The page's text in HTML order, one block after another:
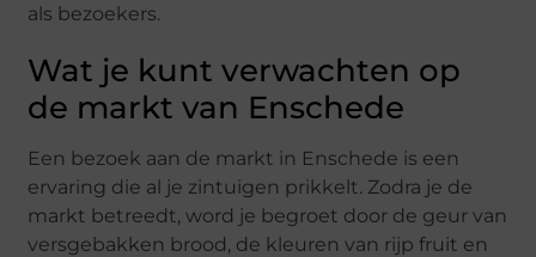
als bezoekers.
Wat je kunt verwachten op
de markt van Enschede
Een bezoek aan de markt in Enschede is een
ervaring die al je zintuigen prikkelt. Zodra je de
markt betreedt, word je begroet door de geur van
versgebakken brood, de kleuren van rijp fruit en